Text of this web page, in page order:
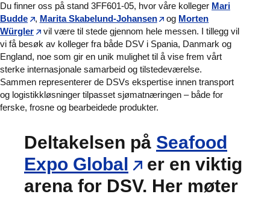
Du finner oss på stand 3FF601-05, hvor våre kolleger Mari
Budde
, Marita Skabelund-Johansen og Morten
Würgler
vil være til stede gjennom hele messen. I tillegg vil
vi få besøk av kolleger fra både DSV i Spania, Danmark og
England, noe som gir en unik mulighet til å vise frem vårt
sterke internasjonale samarbeid og tilstedeværelse.
Sammen representerer de DSVs ekspertise innen transport
og logistikkløsninger tilpasset sjømatnæringen – både for
ferske, frosne og bearbeidede produkter.
Deltakelsen på Seafood
Expo Global
er en viktig
arena for DSV. Her møter